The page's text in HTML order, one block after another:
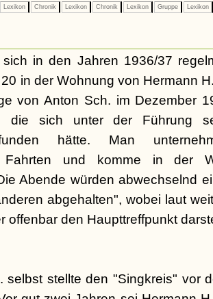
Lexikon Chronik Lexikon Chronik Lexikon Gruppe Lexikon
in den Jahren 1936/37
in der Wohnung von Hermann
von Anton Sch. im Dezember
die sich unter der Führung
hätte. Man
Fahrten und komme in der
Abende würden abwechselnd
abgehalten", wobei laut
offenbar den Haupttreffpunkt
selbst stellte den "Singkreis" vor